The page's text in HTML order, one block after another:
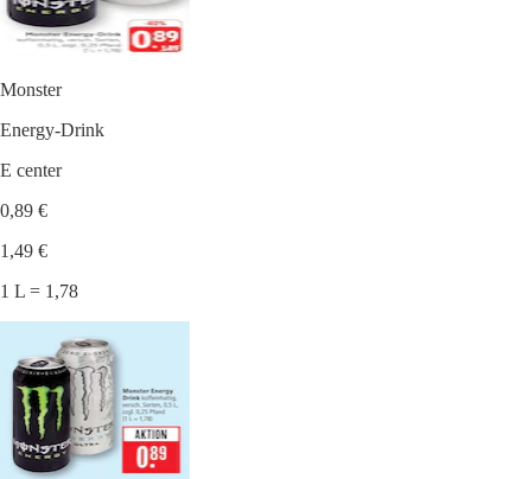
Monster
Energy-Drink
E center
0,89 €
1,49 €
1 L = 1,78